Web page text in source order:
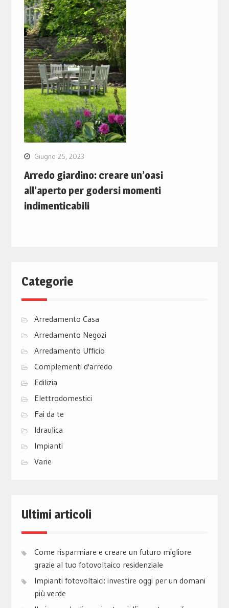
Giugno 25, 2023
Arredo giardino: creare un’oasi
all’aperto per godersi momenti
indimenticabili
Categorie
Arredamento Casa
Arredamento Negozi
Arredamento Ufficio
Complementi d'arredo
Edilizia
Elettrodomestici
Fai da te
Idraulica
Impianti
Varie
Ultimi articoli
Come risparmiare e creare un futuro migliore
grazie al tuo fotovoltaico residenziale
Impianti fotovoltaici: investire oggi per un domani
più verde